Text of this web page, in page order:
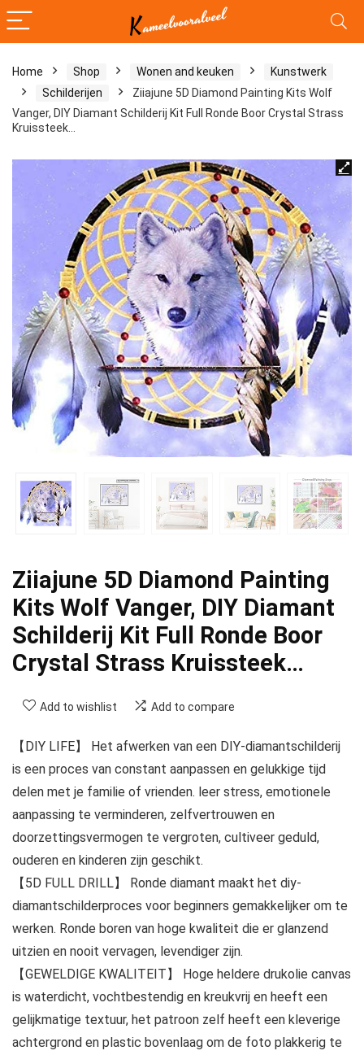
Home Shop Wonen and keuken
Kunstwerk
Schilderijen
Ziiajune 5D Diamond Painting Kits Wolf
Vanger, DIY Diamant Schilderij Kit Full Ronde Boor Crystal Strass
Kruissteek…
Ziiajune 5D Diamond Painting
Kits Wolf Vanger, DIY Diamant
Schilderij Kit Full Ronde Boor
Crystal Strass Kruissteek…
Add to wishlist Add to compare
【DIY LIFE】 Het afwerken van een DIY-diamantschilderij
is een proces van constant aanpassen en gelukkige tijd
delen met je familie of vrienden. leer stress, emotionele
aanpassing te verminderen, zelfvertrouwen en
doorzettingsvermogen te vergroten, cultiveer geduld,
ouderen en kinderen zijn geschikt.
【5D FULL DRILL】 Ronde diamant maakt het diy-
diamantschilderproces voor beginners gemakkelijker om te
werken. Ronde boren van hoge kwaliteit die er glanzend
uitzien en nooit vervagen, levendiger zijn.
【GEWELDIGE KWALITEIT】 Hoge heldere drukolie canvas
is waterdicht, vochtbestendig en kreukvrij en heeft een
gelijkmatige textuur, het patroon zelf heeft een kleverige
achtergrond en plastic bovenlaag om de foto plakkerig te